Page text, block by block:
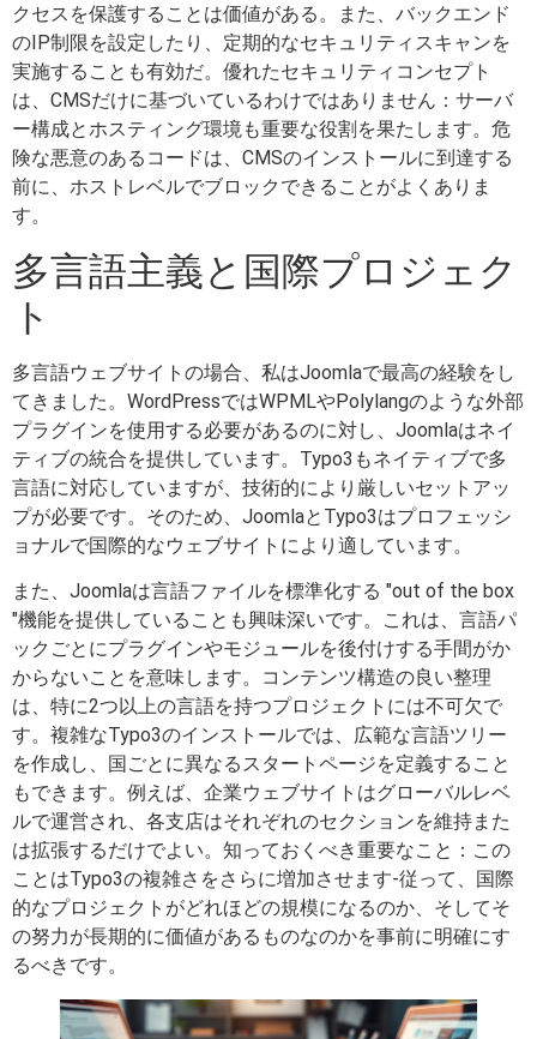
クセスを保護することは価値がある。また、バックエンド
のIP制限を設定したり、定期的なセキュリティスキャンを
実施することも有効だ。優れたセキュリティコンセプト
は、CMSだけに基づいているわけではありません：サーバ
ー構成とホスティング環境も重要な役割を果たします。危
険な悪意のあるコードは、CMSのインストールに到達する
前に、ホストレベルでブロックできることがよくありま
す。
多言語主義と国際プロジェク
ト
多言語ウェブサイトの場合、私はJoomlaで最高の経験をし
てきました。WordPressではWPMLやPolylangのような外部
プラグインを使用する必要があるのに対し、Joomlaはネイ
ティブの統合を提供しています。Typo3もネイティブで多
言語に対応していますが、技術的により厳しいセットアッ
プが必要です。そのため、JoomlaとTypo3はプロフェッシ
ョナルで国際的なウェブサイトにより適しています。
また、Joomlaは言語ファイルを標準化する "out of the box
"機能を提供していることも興味深いです。これは、言語パ
ックごとにプラグインやモジュールを後付けする手間がか
からないことを意味します。コンテンツ構造の良い整理
は、特に2つ以上の言語を持つプロジェクトには不可欠で
す。複雑なTypo3のインストールでは、広範な言語ツリー
を作成し、国ごとに異なるスタートページを定義すること
もできます。例えば、企業ウェブサイトはグローバルレベ
ルで運営され、各支店はそれぞれのセクションを維持また
は拡張するだけでよい。知っておくべき重要なこと：この
ことはTypo3の複雑さをさらに増加させます-従って、国際
的なプロジェクトがどれほどの規模になるのか、そしてそ
の努力が長期的に価値があるものなのかを事前に明確にす
るべきです。